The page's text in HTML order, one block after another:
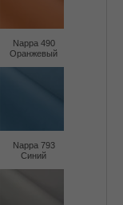
Nappa 490
Оранжевый
Nappa 793
Синий